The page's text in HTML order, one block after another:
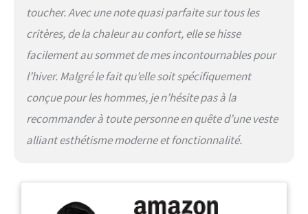
toucher. Avec une note quasi parfaite sur tous les
critères, de la chaleur au confort, elle se hisse
facilement au sommet de mes incontournables pour
l’hiver. Malgré le fait qu’elle soit spécifiquement
conçue pour les hommes, je n’hésite pas à la
recommander à toute personne en quête d’une veste
alliant esthétisme moderne et fonctionnalité.